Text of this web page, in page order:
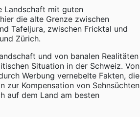
Landschaft mit guten
die alte Grenze zwischen
Tafeljura, zwischen Fricktal und
Zürich.
und von banalen Realitäten
Situation in der Schweiz. Von
Werbung vernebelte Fakten, die
zur Kompensation von Sehnsüchten
auf dem Land am besten